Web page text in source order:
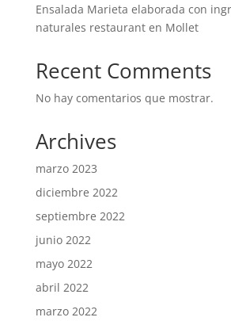
Ensalada Marieta elaborada con
naturales restaurant en Mollet
Recent Comments
No hay comentarios que mostrar.
Archives
marzo 2023
diciembre 2022
septiembre 2022
junio 2022
mayo 2022
abril 2022
marzo 2022